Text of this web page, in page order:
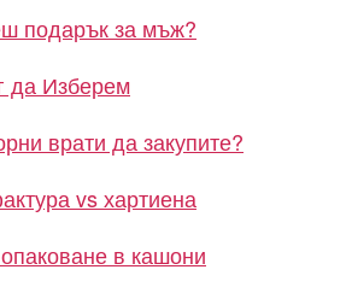
подарък за мъж?
да Изберем
врати да закупите?
vs хартиена
в кашони